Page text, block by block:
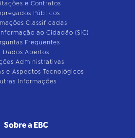
e Contratos
Públicos
Classificadas
ao Cidadão (SIC)
Frequentes
Dados Abertos
Administrativas
e Aspectos Tecnológicos
Informações
Sobre a EBC